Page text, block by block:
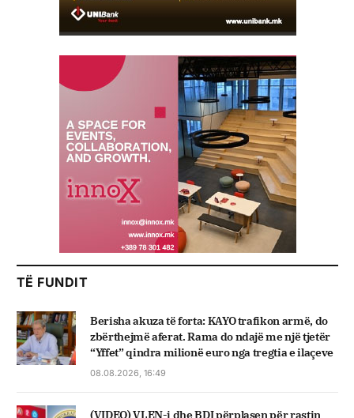
TË FUNDIT
Berisha akuza të forta: KAYO trafikon armë, do
zbërthejmë aferat. Rama do ndajë me një tjetër
“Yffet” qindra milionë euro nga tregtia e ilaçeve
08.08.2026, 16:49
(VIDEO) VLEN-i dhe BDI përplasen për rastin